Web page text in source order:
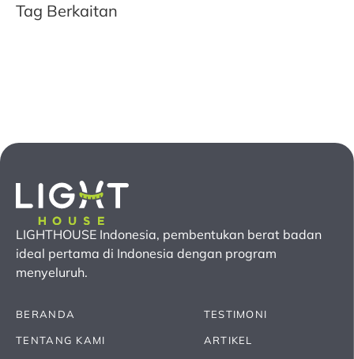
Tag Berkaitan
LIGHTHOUSE Indonesia, pembentukan berat badan
ideal pertama di Indonesia dengan program
menyeluruh.
BERANDA
TENTANG KAMI
TESTIMONI
ARTIKEL